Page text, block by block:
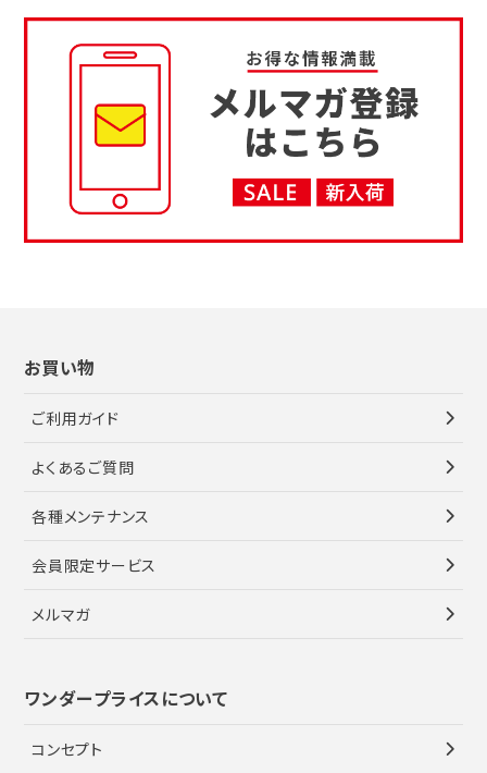
お買い物
ご利用ガイド
よくあるご質問
各種メンテナンス
会員限定サービス
メルマガ
ワンダープライスについて
コンセプト